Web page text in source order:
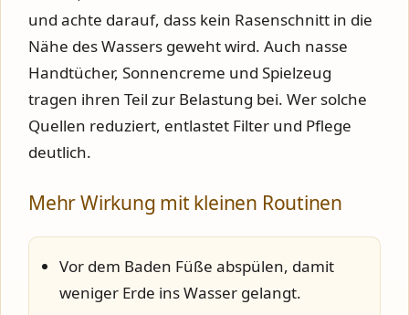
und achte darauf, dass kein Rasenschnitt in die
Nähe des Wassers geweht wird. Auch nasse
Handtücher, Sonnencreme und Spielzeug
tragen ihren Teil zur Belastung bei. Wer solche
Quellen reduziert, entlastet Filter und Pflege
deutlich.
Mehr Wirkung mit kleinen Routinen
Vor dem Baden Füße abspülen, damit
weniger Erde ins Wasser gelangt.